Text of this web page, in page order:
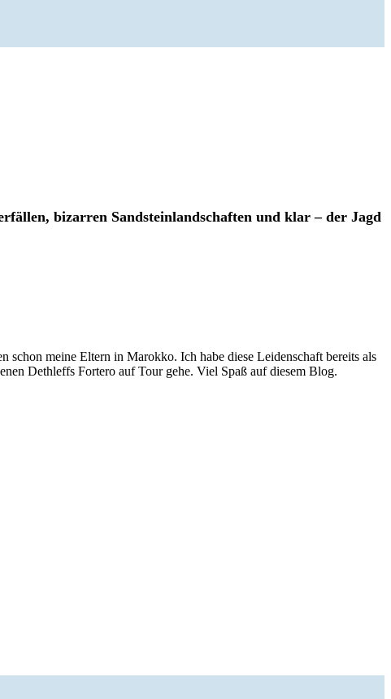
bizarren Sandsteinlandschaften und klar – der Jagd
meine Eltern in Marokko. Ich habe diese Leidenschaft bereits als
Dethleffs Fortero auf Tour gehe. Viel Spaß auf diesem Blog.